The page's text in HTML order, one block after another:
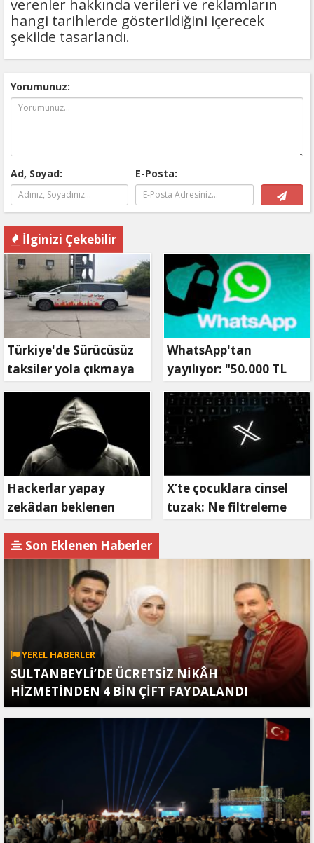
verenler hakkında verileri ve reklamların
hangi tarihlerde gösterildiğini içerecek
şekilde tasarlandı.
Yorumunuz:
Ad, Soyad: E-Posta:
İlginizi Çekebilir
Türkiye'de Sürücüsüz
taksiler yola çıkmaya
hazırlanıyor
WhatsApp'tan
yayılıyor: "50.000 TL
ödüllü" dolandırıcılık
girişimi!
Hackerlar yapay
zekâdan beklenen
X’te çocuklara cinsel
tuzak: Ne filtreleme
Son Eklenen Haberler
YEREL HABERLER
SULTANBEYLİ’DE ÜCRETSİZ NİKÂH
HİZMETİNDEN 4 BİN ÇİFT FAYDALANDI